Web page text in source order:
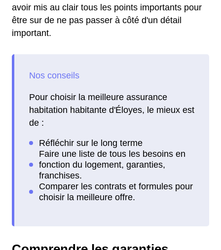
avoir mis au clair tous les points importants pour
être sur de ne pas passer à côté d'un détail
important.
Pour choisir la meilleure assurance
habitation habitante d'Éloyes, le mieux est
de :